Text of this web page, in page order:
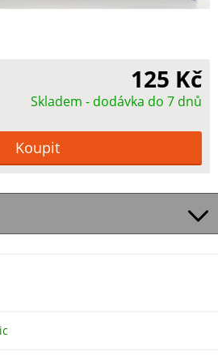
125 Kč
Skladem - dodávka do 7 dnů